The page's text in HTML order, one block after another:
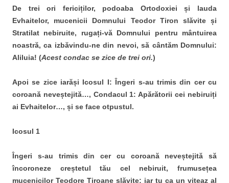
De trei ori fericiților, podoaba Ortodoxiei și lauda
Evhaitelor, mucenicii Domnului Teodor Tiron slăvite și
Stratilat nebiruite, rugați-vă Domnului pentru mântuirea
noastră, ca izbăvindu-ne din nevoi, să cântăm Domnului:
Aliluia! (Acest condac se zice de trei ori.)
Apoi se zice iarăși Icosul I: Îngeri s-au trimis din cer cu
coroană neveștejită…, Condacul 1: Apărătorii cei nebiruiți
ai Evhaitelor…, și se face otpustul.
Icosul 1
Îngeri s-au trimis din cer cu coroană neveștejită să
încoroneze creștetul tău cel nebiruit, frumusețea
mucenicilor Teodore Tiroane slăvite; iar tu ca un viteaz al